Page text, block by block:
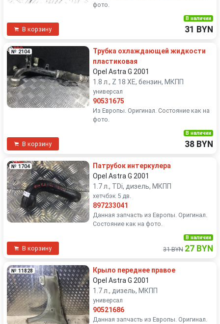
фото.
В корзину
В наличии
31 BYN
№ 2104
Трубка охлаждающей жидкости
пластиковая
Opel Astra G 2001
1.8 л., Z 18 XE, бензин, МКПП
универсал
90531675
Из Европы. Оригинал. Состояние как на
фото.
В корзину
В наличии
38 BYN
№ 1704
Патрубок интеркулера
Opel Astra G 2001
1.7 л., TDi, дизель, МКПП
хетчбэк 5 дв.
897233041
Данная запчасть из Европы. Оригинал.
Состояние как на фото.
В корзину
В наличии
31 BYN 27 BYN
№ 11828
Крыло переднее правое
Opel Astra G 2001
1.7 л., дизель, МКПП
универсал
90521686
Данная запчасть из Европы. Оригинал.